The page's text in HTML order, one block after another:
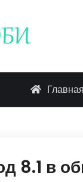
Главная
8.1 в